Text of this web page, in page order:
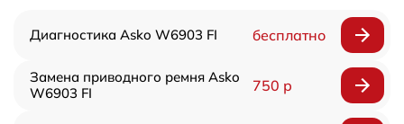
Диагностика Asko W6903 FI бесплатно
Замена приводного ремня Asko
W6903 FI
750 р